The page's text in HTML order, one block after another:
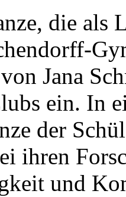
die als
Jana
ein. In
der
ihren
und